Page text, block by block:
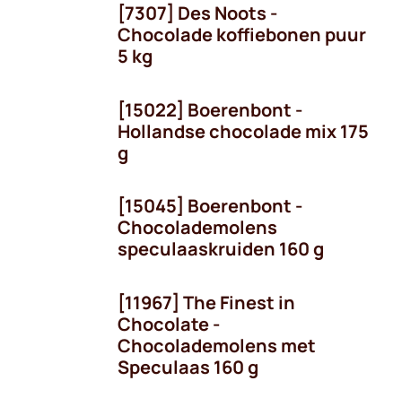
[7307] Des Noots -
Chocolade koffiebonen puur
5 kg
[15022] Boerenbont -
Hollandse chocolade mix 175
g
[15045] Boerenbont -
Chocolademolens
speculaaskruiden 160 g
[11967] The Finest in
Chocolate -
Chocolademolens met
Speculaas 160 g